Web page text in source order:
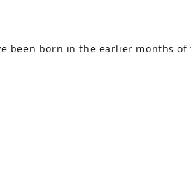
been born in the earlier months